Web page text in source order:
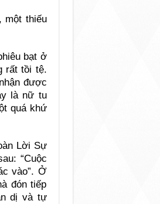
một thiếu
bạt ở
rất tồi tệ.
được
là nữ tu
quá khứ
Lời Sự
“Cuộc
vào”. Ở
đón tiếp
dị và tự